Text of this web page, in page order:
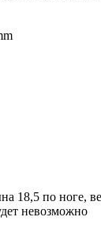
18,5 по ноге,
невозможно